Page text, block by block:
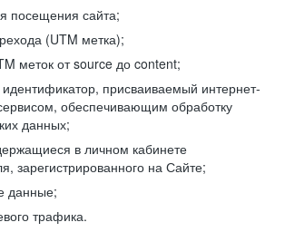
посещения сайта;
(UTM метка);
меток от source до content;
присваиваемый интернет-
обеспечивающим обработку
данных;
в личном кабинете
зарегистрированного на Сайте;
данные;
трафика.